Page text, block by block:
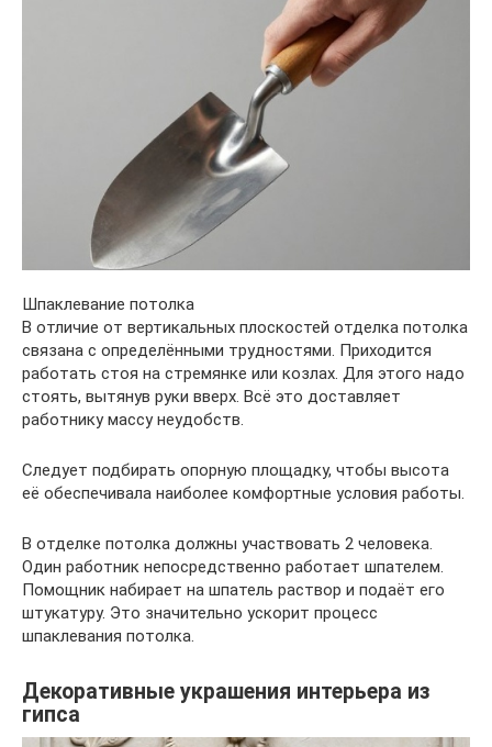
Шпаклевание потолка
В отличие от вертикальных плоскостей отделка потолка
связана с определёнными трудностями. Приходится
работать стоя на стремянке или козлах. Для этого надо
стоять, вытянув руки вверх. Всё это доставляет
работнику массу неудобств.
Следует подбирать опорную площадку, чтобы высота
её обеспечивала наиболее комфортные условия работы.
В отделке потолка должны участвовать 2 человека.
Один работник непосредственно работает шпателем.
Помощник набирает на шпатель раствор и подаёт его
штукатуру. Это значительно ускорит процесс
шпаклевания потолка.
Декоративные украшения интерьера из
гипса